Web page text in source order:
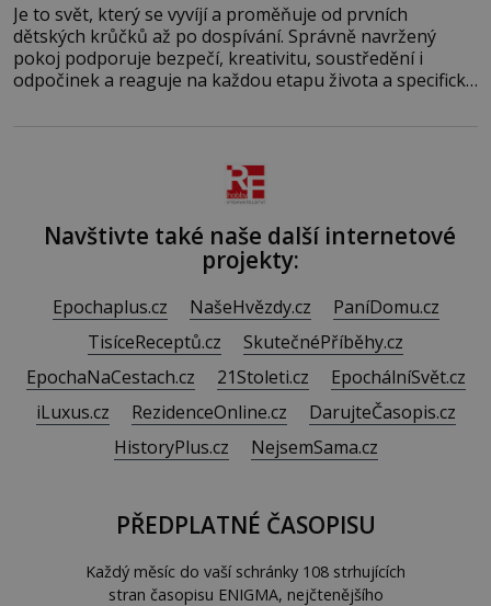
Je to svět, který se vyvíjí a proměňuje od prvních
dětských krůčků až po dospívání. Správně navržený
pokoj podporuje bezpečí, kreativitu, soustředění i
odpočinek a reaguje na každou etapu života a specifické
Navštivte také naše další internetové
projekty:
Epochaplus.cz NašeHvězdy.cz
PaníDomu.cz
TisíceReceptů.cz
SkutečnéPříběhy.cz
EpochaNaCestach.cz
21Stoleti.cz
EpochálníSvět.cz
iLuxus.cz
RezidenceOnline.cz
DarujteČasopis.cz
HistoryPlus.cz
NejsemSama.cz
PŘEDPLATNÉ ČASOPISU
Každý měsíc do vaší schránky 108 strhujících
stran časopisu ENIGMA, nejčtenějšího